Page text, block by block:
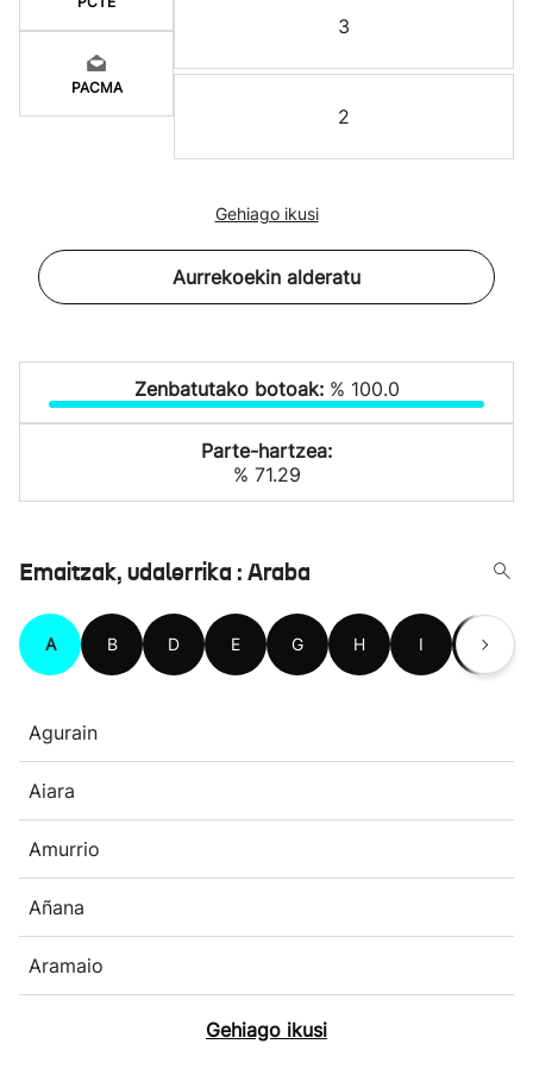
PACMA
3
2
Gehiago ikusi
Aurrekoekin alderatu
Zenbatutako botoak: % 100.0
Parte-hartzea:
% 71.29
Emaitzak, udalerrika : Araba
A B D E G H I K
Agurain
Aiara
Amurrio
Añana
Aramaio
Gehiago ikusi